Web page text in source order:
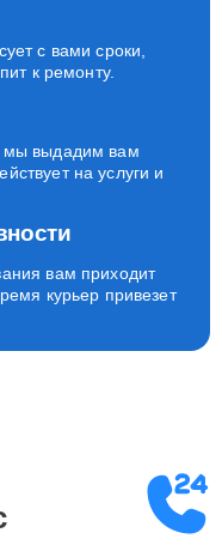
с вами сроки,
к ремонту.
мы выдадим вам
на услуги и
вам приходит
курьер привезет